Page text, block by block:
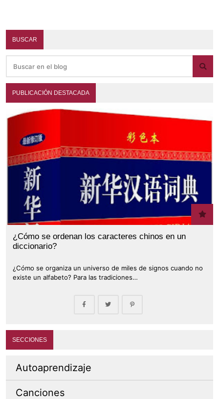
BUSCAR
PUBLICACIÓN DESTACADA
¿Cómo se ordenan los caracteres chinos en un
diccionario?
¿Cómo se organiza un universo de miles de signos cuando no
existe un alfabeto? Para las tradiciones…
SECCIONES
Autoaprendizaje
Canciones